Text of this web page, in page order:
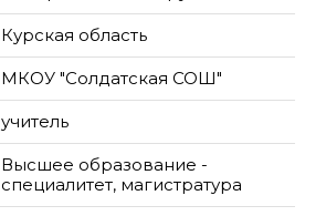
Курская область
МКОУ "Солдатская СОШ"
учитель
Высшее образование -
специалитет, магистратура